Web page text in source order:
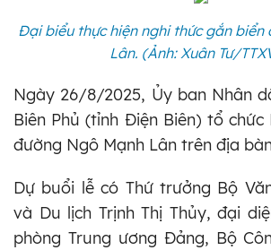
Đại biểu thực hiện nghi thức gắn biển
Lân. (Ảnh: Xuân Tư/
Ngày 26/8/2025, Ủy ban Nhân
Biên Phủ (tỉnh Điện Biên) tổ
đường Ngô Mạnh Lân trên địa
Dự buổi lễ có Thứ trưởng Bộ
và Du lịch Trịnh Thị Thủy, đại
phòng Trung ương Đảng, Bộ